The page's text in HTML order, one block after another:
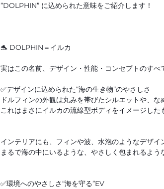
”DOLPHIN” に込められた意味をご紹介します！
🐬 DOLPHIN＝イルカ
実はこの名前、デザイン・性能・コンセプトのすべ
✅デザインに込められた“海の生き物”のやさしさ
ドルフィンの外観は丸みを帯びたシルエットや、な
これはまさにイルカの流線型ボディをイメージした
インテリアにも、フィンや波、水泡のようなデザイ
まるで海の中にいるような、やさしく包まれるよう
✅環境へのやさしさ“海を守る”EV